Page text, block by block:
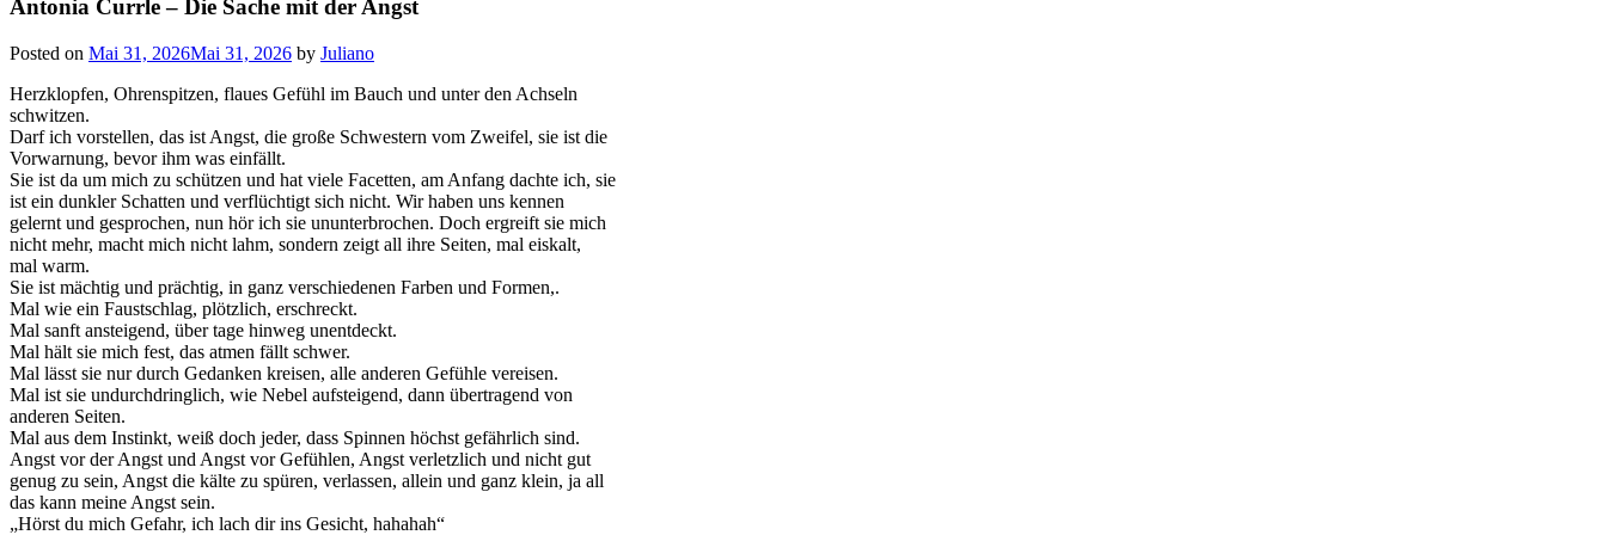
Antonia Currle – Die Sache mit der Angst
Posted on Mai 31, 2026Mai 31, 2026 by Juliano
Herzklopfen, Ohrenspitzen, flaues Gefühl im Bauch und unter den Achseln
schwitzen.
Darf ich vorstellen, das ist Angst, die große Schwestern vom Zweifel, sie ist die
Vorwarnung, bevor ihm was einfällt.
Sie ist da um mich zu schützen und hat viele Facetten, am Anfang dachte ich, sie
ist ein dunkler Schatten und verflüchtigt sich nicht. Wir haben uns kennen
gelernt und gesprochen, nun hör ich sie ununterbrochen. Doch ergreift sie mich
nicht mehr, macht mich nicht lahm, sondern zeigt all ihre Seiten, mal eiskalt,
mal warm.
Sie ist mächtig und prächtig, in ganz verschiedenen Farben und Formen,.
Mal wie ein Faustschlag, plötzlich, erschreckt.
Mal sanft ansteigend, über tage hinweg unentdeckt.
Mal hält sie mich fest, das atmen fällt schwer.
Mal lässt sie nur durch Gedanken kreisen, alle anderen Gefühle vereisen.
Mal ist sie undurchdringlich, wie Nebel aufsteigend, dann übertragend von
anderen Seiten.
Mal aus dem Instinkt, weiß doch jeder, dass Spinnen höchst gefährlich sind.
Angst vor der Angst und Angst vor Gefühlen, Angst verletzlich und nicht gut
genug zu sein, Angst die kälte zu spüren, verlassen, allein und ganz klein, ja all
das kann meine Angst sein.
„Hörst du mich Gefahr, ich lach dir ins Gesicht, hahahah“